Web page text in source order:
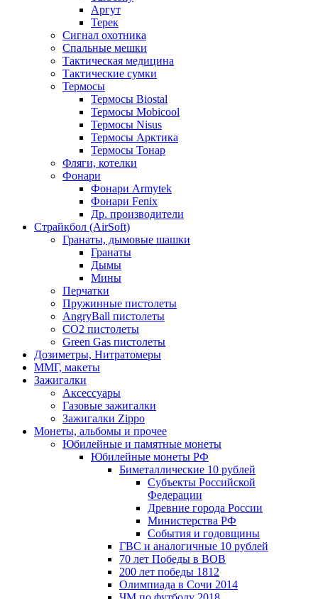
Аргут
Терек
Сигнал охотника
Спальные мешки
Тактическая медицина
Тактические сумки
Термосы
Термосы Biostal
Термосы Mobicool
Термосы Nisus
Термосы Арктика
Термосы Тонар
Фляги, котелки
Фонари
Фонари Armytek
Фонари Fenix
Др. производители
Страйкбол (AirSoft)
Гранаты, дымовые шашки
Гранаты
Дымы
Мины
Перчатки
Пружинные пистолеты
AngryBall пистолеты
CO2 пистолеты
Green Gas пистолеты
Дозиметры, Нитратомеры
ММГ, макеты
Зажигалки
Аксессуары
Газовые зажигалки
Зажигалки Zippo
Монеты, альбомы и прочее
Юбилейные и памятные монеты
Юбилейные монеты РФ
Биметаллические 10 рублей
Субъекты Российской
Федерации
Древние города России
Министерства РФ
События и годовщины
ГВС и аналогичные 10 рублей
70 лет Победы в ВОВ
200 лет победы 1812
Олимпиада в Сочи 2014